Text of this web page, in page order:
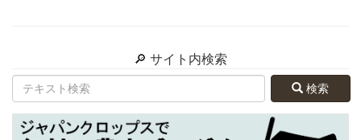
🔎 サイト内検索
検索